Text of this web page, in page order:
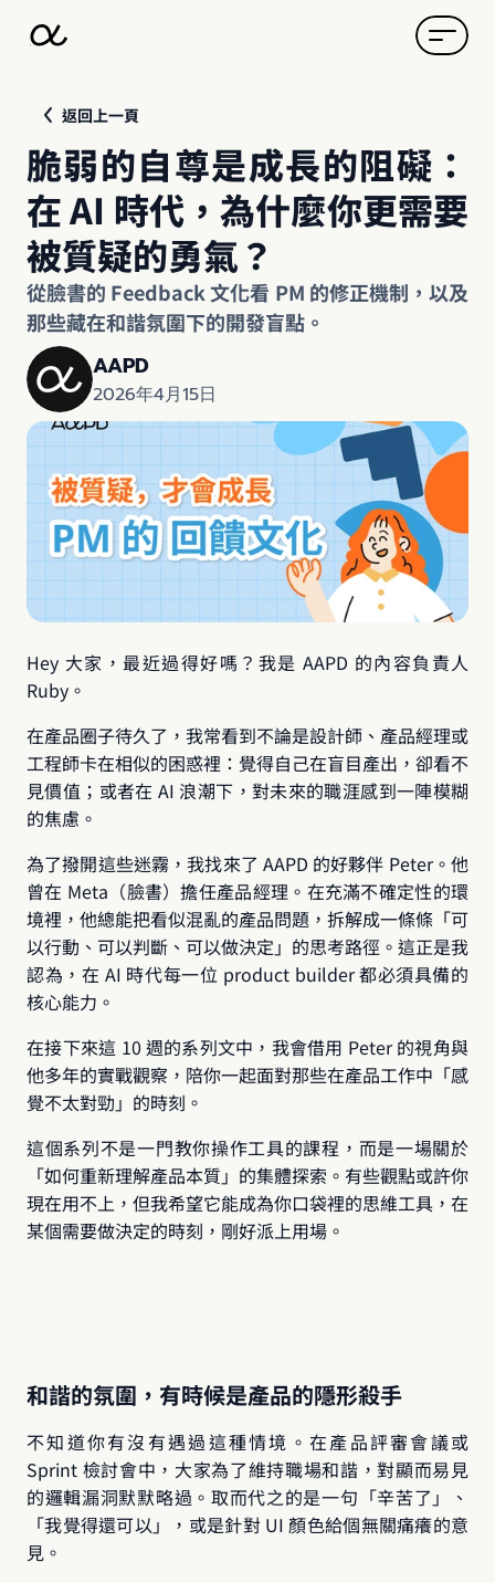
返回上一頁
脆弱的自尊是成長的阻礙：
在 AI 時代，為什麼你更需要
被質疑的勇氣？
從臉書的 Feedback 文化看 PM 的修正機制，以及
那些藏在和諧氛圍下的開發盲點。
AAPD
2026年4月15日
Hey 大家，最近過得好嗎？我是 AAPD 的內容負責人
Ruby。
在產品圈子待久了，我常看到不論是設計師、產品經理或
工程師卡在相似的困惑裡：覺得自己在盲目產出，卻看不
見價值；或者在 AI 浪潮下，對未來的職涯感到一陣模糊
的焦慮。
為了撥開這些迷霧，我找來了 AAPD 的好夥伴 Peter。他
曾在 Meta（臉書）擔任產品經理。在充滿不確定性的環
境裡，他總能把看似混亂的產品問題，拆解成一條條「可
以行動、可以判斷、可以做決定」的思考路徑。這正是我
認為，在 AI 時代每一位 product builder 都必須具備的
核心能力。
在接下來這 10 週的系列文中，我會借用 Peter 的視角與
他多年的實戰觀察，陪你一起面對那些在產品工作中「感
覺不太對勁」的時刻。
這個系列不是一門教你操作工具的課程，而是一場關於
「如何重新理解產品本質」的集體探索。有些觀點或許你
現在用不上，但我希望它能成為你口袋裡的思維工具，在
某個需要做決定的時刻，剛好派上用場。
和諧的氛圍，有時候是產品的隱形殺手
不知道你有沒有遇過這種情境。在產品評審會議或
Sprint 檢討會中，大家為了維持職場和諧，對顯而易見
的邏輯漏洞默默略過。取而代之的是一句「辛苦了」、
「我覺得還可以」，或是針對 UI 顏色給個無關痛癢的意
見。